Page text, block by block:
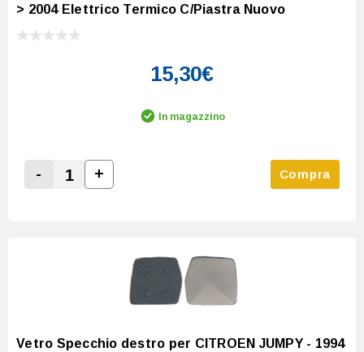
> 2004 Elettrico Termico C/Piastra Nuovo
15,30€
In magazzino
Decrease Quantity:
-
Increase Quantity:
+ Compra
Vetro Specchio destro per CITROEN JUMPY - 1994